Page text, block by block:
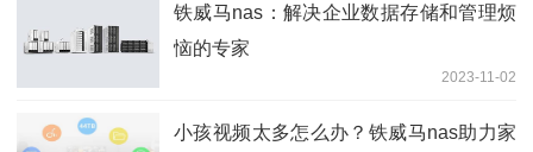
铁威马nas：解决企业数据存储和管理烦
恼的专家
2023-11-02
小孩视频太多怎么办？铁威马nas助力家